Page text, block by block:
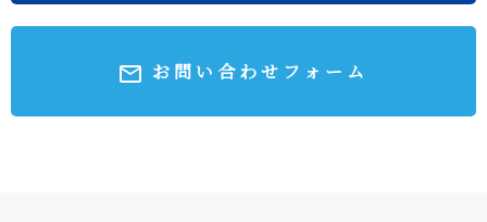
お問い合わせフォーム